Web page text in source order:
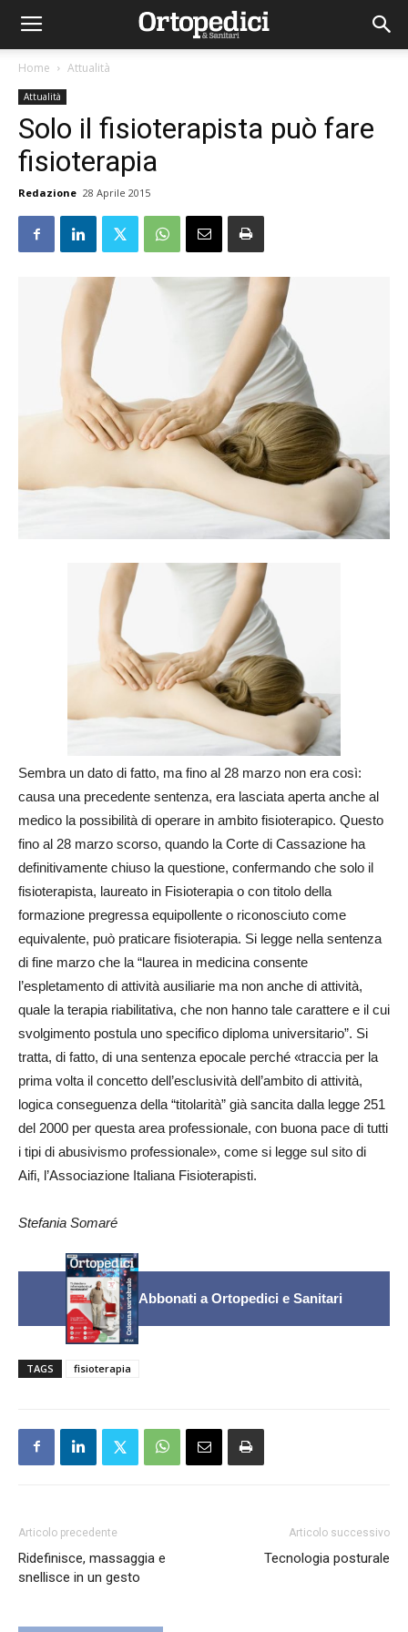
Home Attualità
Attualità
Solo il fisioterapista può fare
fisioterapia
Redazione 28 Aprile 2015
Sembra un dato di fatto, ma fino al 28 marzo non era così:
causa una precedente sentenza, era lasciata aperta anche al
medico la possibilità di operare in ambito fisioterapico. Questo
fino al 28 marzo scorso, quando la Corte di Cassazione ha
definitivamente chiuso la questione, confermando che solo il
fisioterapista, laureato in Fisioterapia o con titolo della
formazione pregressa equipollente o riconosciuto come
equivalente, può praticare fisioterapia. Si legge nella sentenza
di fine marzo che la “laurea in medicina consente
l’espletamento di attività ausiliarie ma non anche di attività,
quale la terapia riabilitativa, che non hanno tale carattere e il cui
svolgimento postula uno specifico diploma universitario”. Si
tratta, di fatto, di una sentenza epocale perché «traccia per la
prima volta il concetto dell’esclusività dell’ambito di attività,
logica conseguenza della “titolarità” già sancita dalla legge 251
del 2000 per questa area professionale, con buona pace di tutti
i tipi di abusivismo professionale», come si legge sul sito di
Aifi, l’Associazione Italiana Fisioterapisti.
Stefania Somaré
Abbonati a Ortopedici e Sanitari
TAGS fisioterapia
Articolo precedente
Ridefinisce, massaggia e
snellisce in un gesto
Articolo successivo
Tecnologia posturale